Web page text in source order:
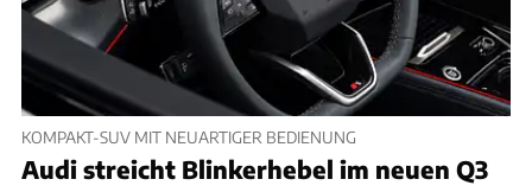
KOMPAKT-SUV MIT NEUARTIGER BEDIENUNG
Audi streicht Blinkerhebel im neuen Q3